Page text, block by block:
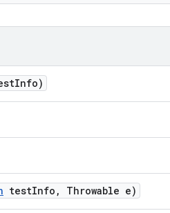
Info)
testInfo , Throwable e)